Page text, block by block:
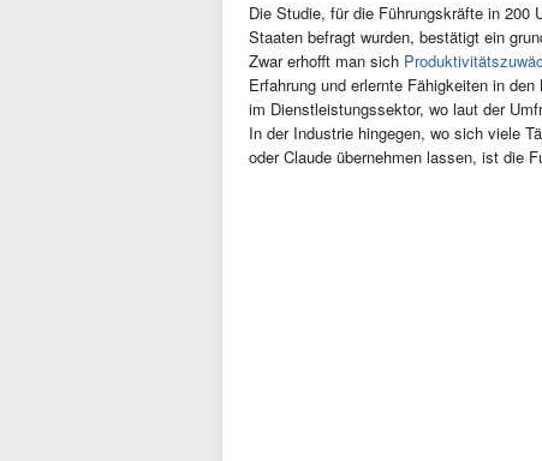
Die Studie, für die Führungskräfte in 200
Staaten befragt wurden, bestätigt ein
Zwar erhofft man sich
Erfahrung und erlernte Fähigkeiten in
im Dienstleistungssektor, wo laut der
In der Industrie hingegen, wo sich viele
oder Claude übernehmen lassen, ist die